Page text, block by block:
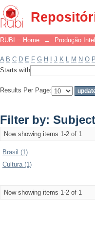
Filter by: Subject
RUBI :: Home → Produção
A B C D E F G H J K L M N O P
Starts with
Results Per Page:
Filter by: Subject
Now showing items 1-2 of 1
Brasil (1)
Cultura (1)
Now showing items 1-2 of 1